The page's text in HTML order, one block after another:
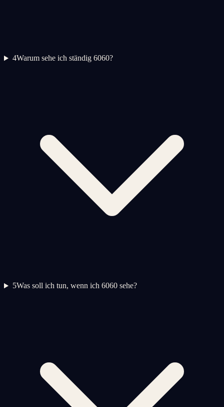
4Warum sehe ich ständig 6060?
5Was soll ich tun, wenn ich 6060 sehe?